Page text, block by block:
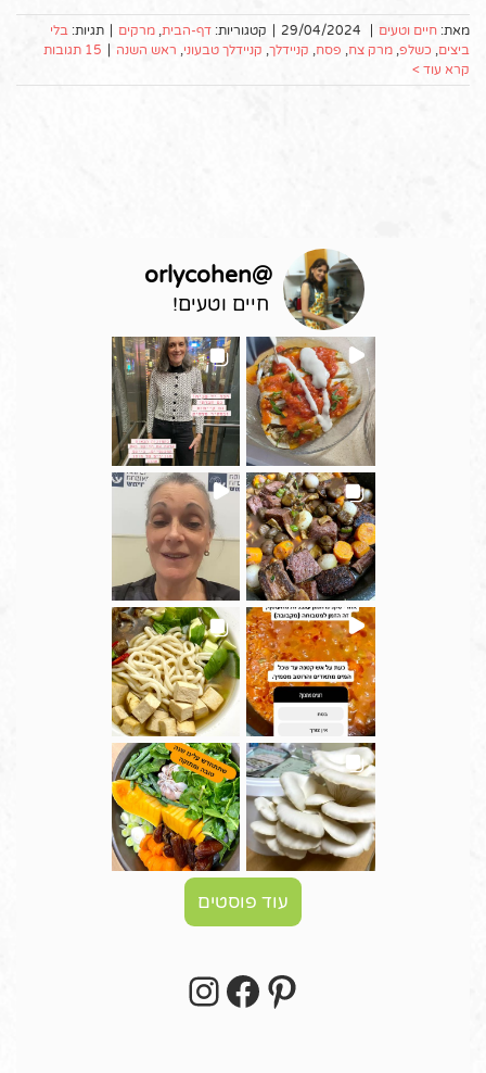
מאת: חיים וטעים 29/04/2024 קטגוריות: דף-הבית, מרקים תגיות: בלי
ביצים, כשלפ, מרק צח, פסח, קניידלך, קניידלך טבעוני, ראש השנה
15 תגובות
קרא עוד >
@
orlycohen
חיים וטעים!
עוד פוסטים
Pinterest
Facebook